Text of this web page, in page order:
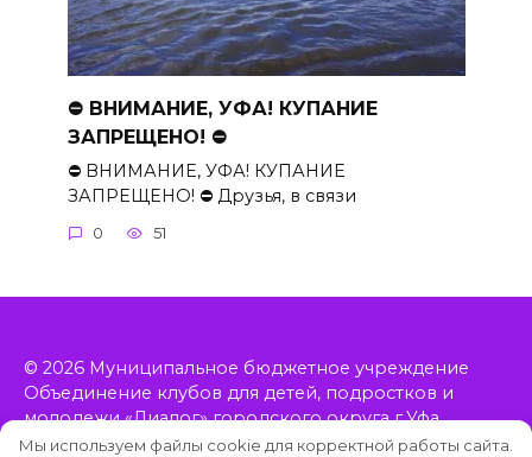
⛔ ВНИМАНИЕ, УФА! КУПАНИЕ
ЗАПРЕЩЕНО! ⛔
⛔ ВНИМАНИЕ, УФА! КУПАНИЕ
ЗАПРЕЩЕНО! ⛔ Друзья, в связи
0 51
© 2026 Муниципальное бюджетное учреждение
Объединение клубов для детей, подростков и
молодежи «Диалог» городского округа г.Уфа
Республики Башкортостан, включает в себя 11
Мы используем файлы cookie для корректной работы сайта.